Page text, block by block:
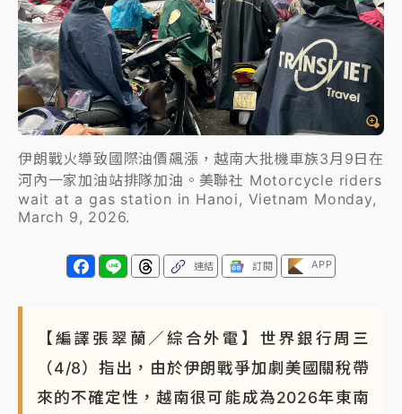
本周爆款短影音｜ 柯文哲帶電子手鐶拄拐杖現身／周玉
蔻蔡玉真開撕爆料
周末精選｜ 跨境網購族注意！EZ Way若改由政府委
任 預算難關如何解？
蔣萬安的建中同學！47歲法律學霸戰桃園 公開上任首
要3件事
伊朗戰火導致國際油價飆漲，越南大批機車族3月9日在
河內一家加油站排隊加油。美聯社 Motorcycle riders
wait at a gas station in Hanoi, Vietnam Monday,
March 9, 2026.
連結 訂閱 APP
【編譯張翠蘭／綜合外電】世界銀行周三
（4/8）指出，由於伊朗戰爭加劇美國關稅帶
來的不確定性，越南很可能成為2026年東南